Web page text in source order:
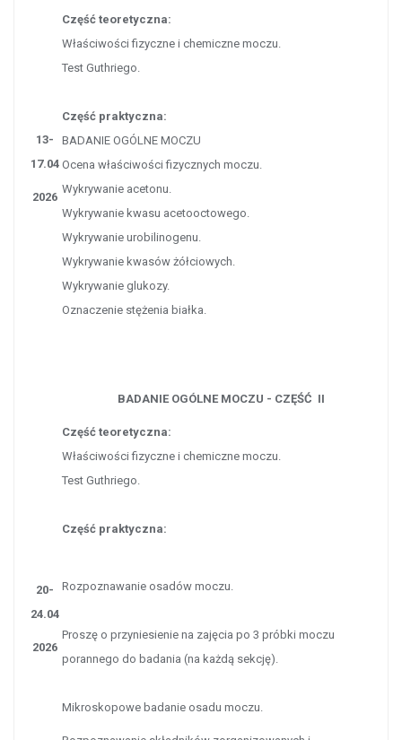
13-
17.04
2026
Część teoretyczna:
Właściwości fizyczne i chemiczne moczu.
Test Guthriego.
Część praktyczna:
BADANIE OGÓLNE MOCZU
Ocena właściwości fizycznych moczu.
Wykrywanie acetonu.
Wykrywanie kwasu acetooctowego.
Wykrywanie urobilinogenu.
Wykrywanie kwasów żółciowych.
Wykrywanie glukozy.
Oznaczenie stężenia białka.
20-
24.04
2026
BADANIE OGÓLNE MOCZU - CZĘŚĆ II
Część teoretyczna:
Właściwości fizyczne i chemiczne moczu.
Test Guthriego.
Część praktyczna:
Rozpoznawanie osadów moczu.
Proszę o przyniesienie na zajęcia po 3 próbki moczu
porannego do badania (na każdą sekcję).
Mikroskopowe badanie osadu moczu.